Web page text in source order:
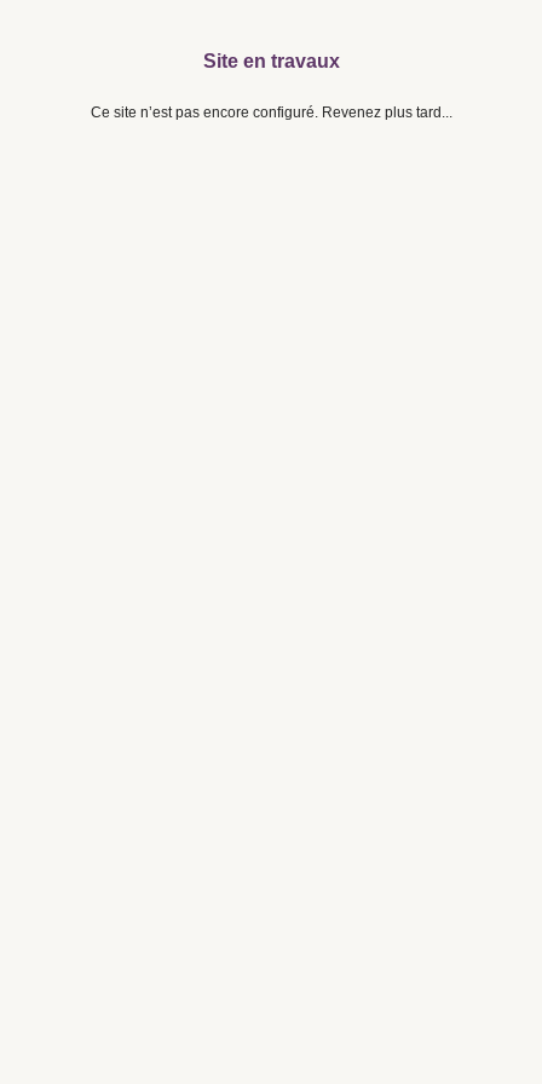
Site en travaux
Ce site n’est pas encore configuré. Revenez plus tard...